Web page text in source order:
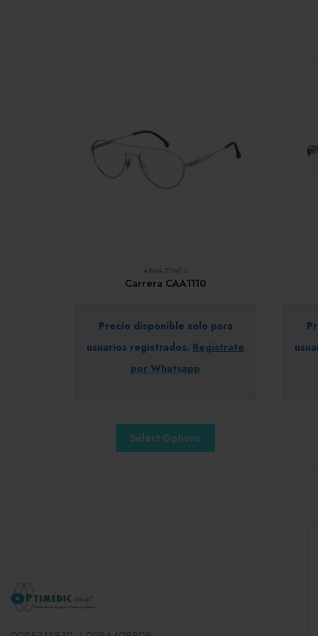
ARMAZONES
Carrera CAA1110
Precio disponible solo para
usuarios registrados. Regístrate
por Whatsapp
Select Options